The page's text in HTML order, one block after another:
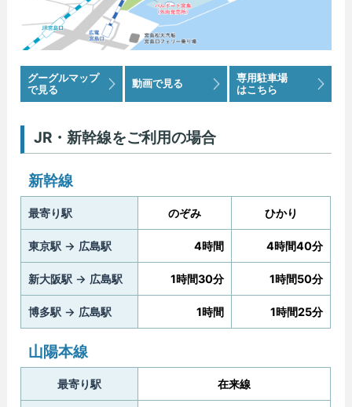
グーグルマップ
で見る
動画で見る
専用駐車場
はこちら
JR・新幹線をご利用の場合
新幹線
最寄り駅 のぞみ ひかり
東京駅 → 広島駅 4時間 4時間40分
新大阪駅 → 広島駅 1時間30分 1時間50分
博多駅 → 広島駅 1時間 1時間25分
山陽本線
最寄り駅 在来線